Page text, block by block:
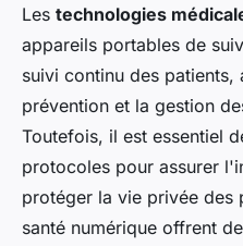
Les technologies
appareils portables de
suivi continu des patients,
prévention et la gestion
Toutefois, il est essentiel
protocoles pour assurer
protéger la vie privée des
santé numérique offrent